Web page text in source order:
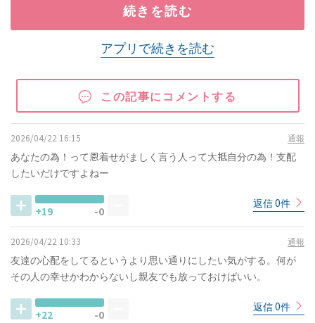
続きを読む
アプリで続きを読む
この記事にコメントする
2026/04/22 16:15 通報
あなたの為！って恩着せがましく言う人って大抵自分の為！支配
したいだけですよねー
+19 -0
返信 0件
2026/04/22 10:33 通報
友達の心配をしてるというより思い通りにしたい気がする。何が
その人の幸せかわからないし親友でも放っておけばいい。
+22 -0
返信 0件